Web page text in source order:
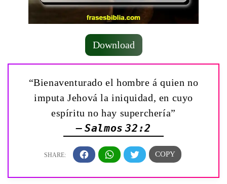
Download
“Bienaventurado el hombre á quien no
imputa Jehová la iniquidad, en cuyo
espíritu no hay superchería”
— Salmos 32:2